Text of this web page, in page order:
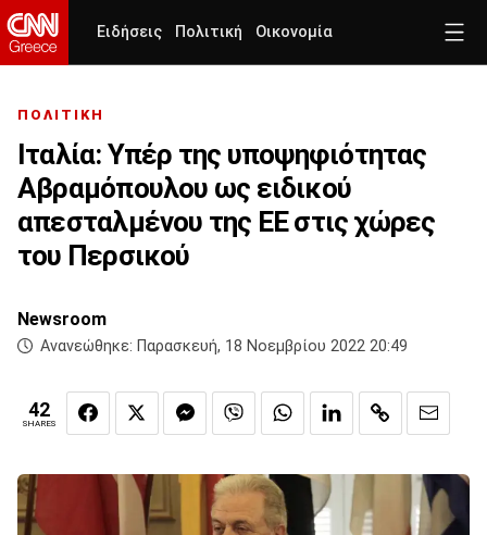
Ειδήσεις Πολιτική Οικονομία
ΠΟΛΙΤΙΚΗ
Ιταλία: Υπέρ της υποψηφιότητας
Αβραμόπουλου ως ειδικού
απεσταλμένου της ΕΕ στις χώρες
του Περσικού
Newsroom
Ανανεώθηκε: Παρασκευή, 18 Νοεμβρίου 2022 20:49
42
SHARES